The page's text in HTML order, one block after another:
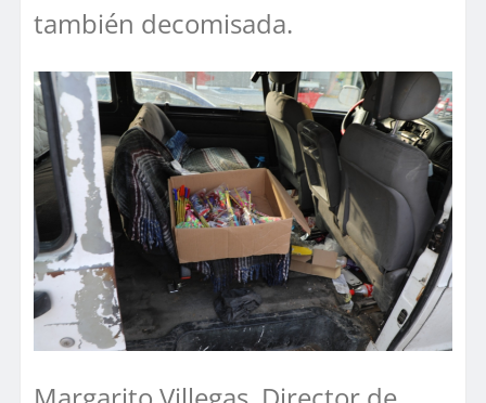
también decomisada.